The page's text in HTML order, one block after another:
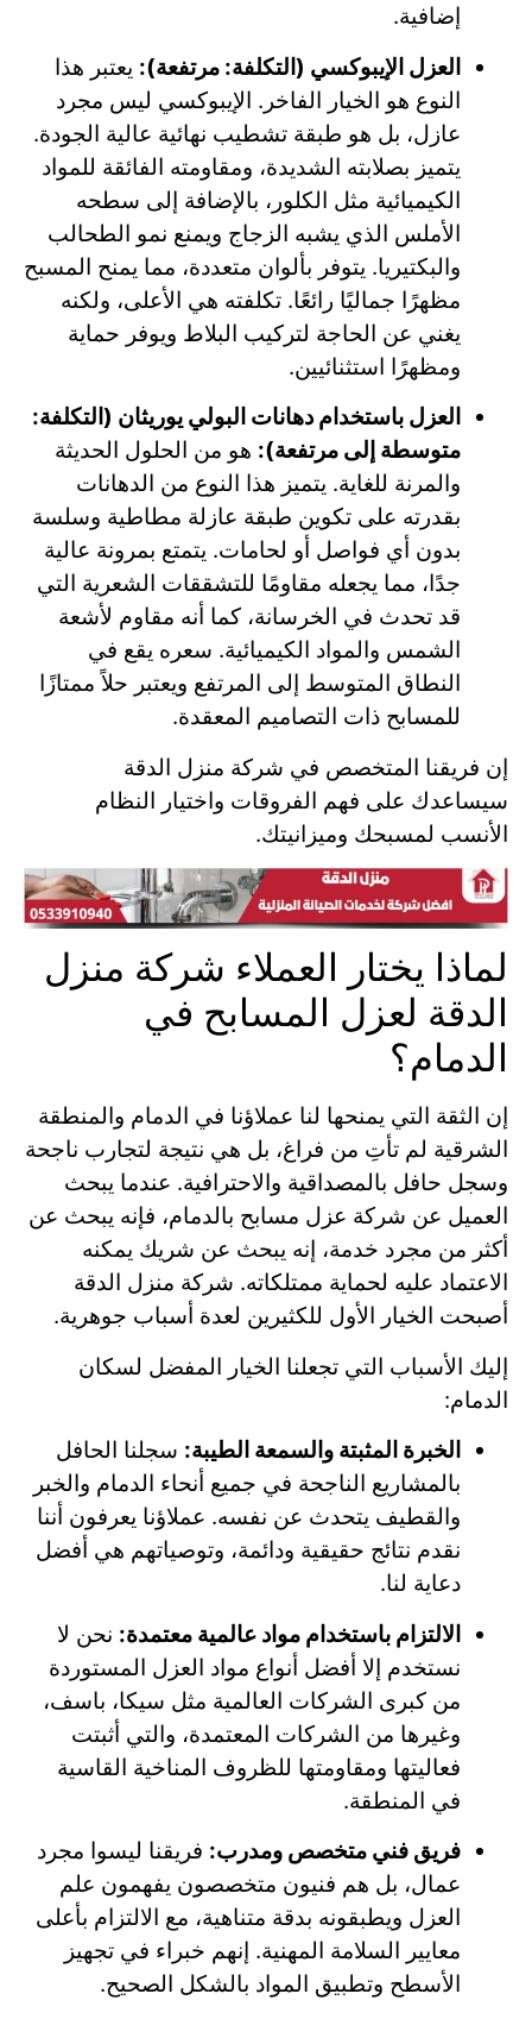
إضافية.
العزل الإيبوكسي (التكلفة: مرتفعة): يعتبر هذا
النوع هو الخيار الفاخر. الإيبوكسي ليس مجرد
عازل، بل هو طبقة تشطيب نهائية عالية الجودة.
يتميز بصلابته الشديدة، ومقاومته الفائقة للمواد
الكيميائية مثل الكلور، بالإضافة إلى سطحه
الأملس الذي يشبه الزجاج ويمنع نمو الطحالب
والبكتيريا. يتوفر بألوان متعددة، مما يمنح المسبح
مظهرًا جماليًا رائعًا. تكلفته هي الأعلى، ولكنه
يغني عن الحاجة لتركيب البلاط ويوفر حماية
ومظهرًا استثنائيين.
العزل باستخدام دهانات البولي يوريثان (التكلفة:
متوسطة إلى مرتفعة): هو من الحلول الحديثة
والمرنة للغاية. يتميز هذا النوع من الدهانات
بقدرته على تكوين طبقة عازلة مطاطية وسلسة
بدون أي فواصل أو لحامات. يتمتع بمرونة عالية
جدًا، مما يجعله مقاومًا للتشققات الشعرية التي
قد تحدث في الخرسانة، كما أنه مقاوم لأشعة
الشمس والمواد الكيميائية. سعره يقع في
النطاق المتوسط إلى المرتفع ويعتبر حلاً ممتازًا
للمسابح ذات التصاميم المعقدة.
إن فريقنا المتخصص في شركة منزل الدقة
سيساعدك على فهم الفروقات واختيار النظام
الأنسب لمسبحك وميزانيتك.
لماذا يختار العملاء شركة منزل
الدقة لعزل المسابح في
الدمام؟
إن الثقة التي يمنحها لنا عملاؤنا في الدمام والمنطقة
الشرقية لم تأتِ من فراغ، بل هي نتيجة لتجارب ناجحة
وسجل حافل بالمصداقية والاحترافية. عندما يبحث
العميل عن شركة عزل مسابح بالدمام، فإنه يبحث عن
أكثر من مجرد خدمة، إنه يبحث عن شريك يمكنه
الاعتماد عليه لحماية ممتلكاته. شركة منزل الدقة
أصبحت الخيار الأول للكثيرين لعدة أسباب جوهرية.
إليك الأسباب التي تجعلنا الخيار المفضل لسكان
الدمام:
الخبرة المثبتة والسمعة الطيبة: سجلنا الحافل
بالمشاريع الناجحة في جميع أنحاء الدمام والخبر
والقطيف يتحدث عن نفسه. عملاؤنا يعرفون أننا
نقدم نتائج حقيقية ودائمة، وتوصياتهم هي أفضل
دعاية لنا.
الالتزام باستخدام مواد عالمية معتمدة: نحن لا
نستخدم إلا أفضل أنواع مواد العزل المستوردة
من كبرى الشركات العالمية مثل سيكا، باسف،
وغيرها من الشركات المعتمدة، والتي أثبتت
فعاليتها ومقاومتها للظروف المناخية القاسية
في المنطقة.
فريق فني متخصص ومدرب: فريقنا ليسوا مجرد
عمال، بل هم فنيون متخصصون يفهمون علم
العزل ويطبقونه بدقة متناهية، مع الالتزام بأعلى
معايير السلامة المهنية. إنهم خبراء في تجهيز
الأسطح وتطبيق المواد بالشكل الصحيح.